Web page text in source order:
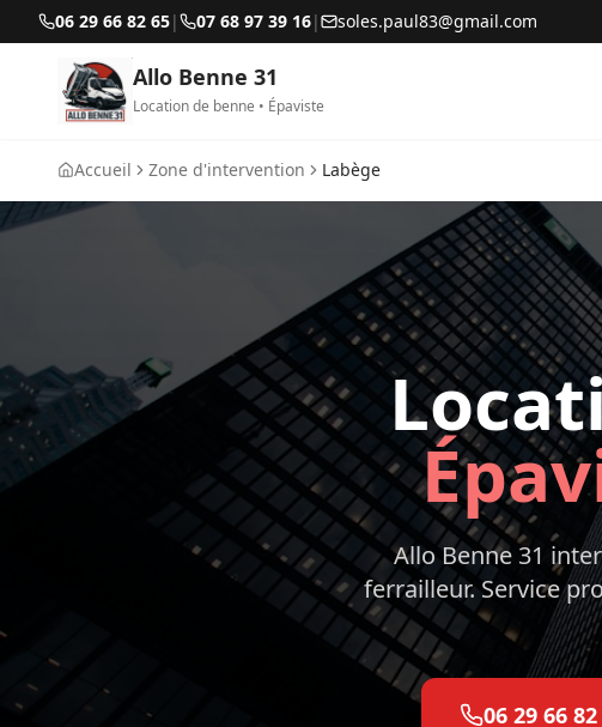
06 29 66 82 65| 07 68 97 39 16| soles.paul83@gmail.com
Allo Benne 31
Location de benne • Épaviste
Accueil Zone d'intervention Labège
Allo Benne 31
ferrailleur. Service
06 29 66